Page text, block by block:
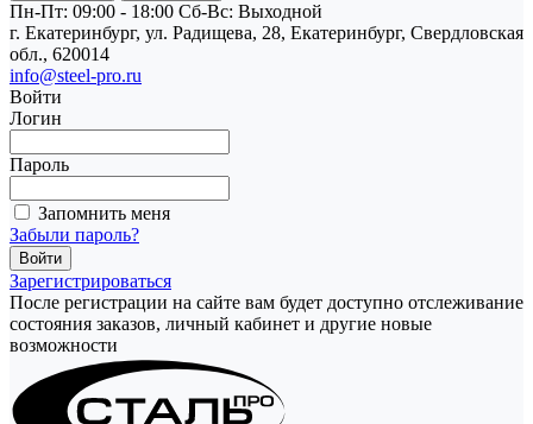
Пн-Пт: 09:00 - 18:00 Cб-Вс: Выходной
г. Екатеринбург, ул. Радищева, 28, Екатеринбург, Свердловская
обл., 620014
info@steel-pro.ru
Войти
Логин
Пароль
Запомнить меня
Забыли пароль?
Зарегистрироваться
После регистрации на сайте вам будет доступно отслеживание
состояния заказов, личный кабинет и другие новые
возможности